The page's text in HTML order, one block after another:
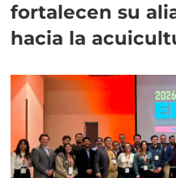
fortalecen su
hacia la